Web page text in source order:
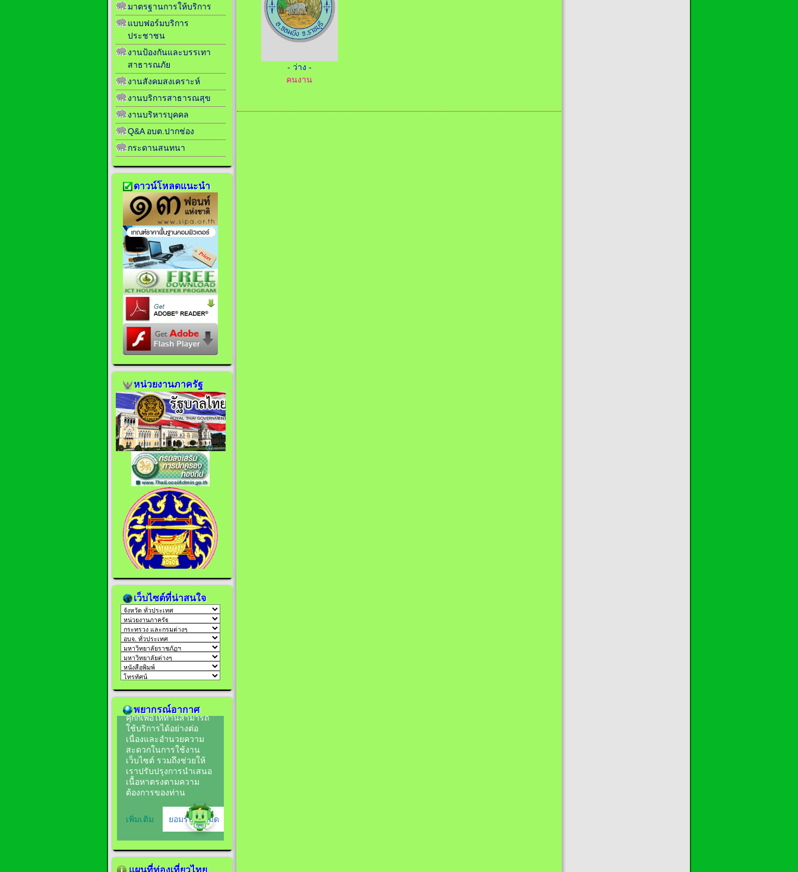
- ว่าง -
คนงาน
มาตรฐานการให้บริการ
แบบฟอร์มบริการ
ประชาชน
งานป้องกันและบรรเทา
สาธารณภัย
งานสังคมสงเคราะห์
งานบริการสาธารณสุข
งานบริหารบุคคล
Q&A อบต.ปากช่อง
กระดานสนทนา
ดาวน์โหลดแนะนำ
หน่วยงานภาครัฐ
เว็บไซต์ที่น่าสนใจ
พยากรณ์อากาศ
แผนที่ท่องเที่ยวไทย